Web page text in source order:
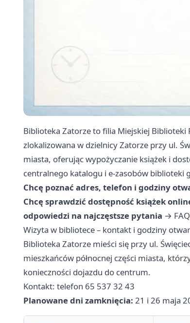
Biblioteka Zatorze to filia Miejskiej Biblioteki
zlokalizowana w dzielnicy Zatorze przy ul.
miasta, oferując wypożyczanie książek i
centralnego katalogu i e-zasobów biblioteki
Chcę poznać adres, telefon i godziny
Chcę sprawdzić dostępność książek
odpowiedzi na najczęstsze pytania → FAQ
Wizyta w bibliotece – kontakt i godziny
Biblioteka Zatorze mieści się przy ul.
mieszkańców północnej części miasta,
konieczności dojazdu do centrum.
Kontakt: telefon 65 537 32 43
Planowane dni zamknięcia: 21 i 26 maja